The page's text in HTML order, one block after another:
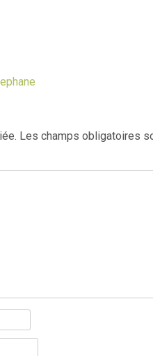
Les champs obligatoires